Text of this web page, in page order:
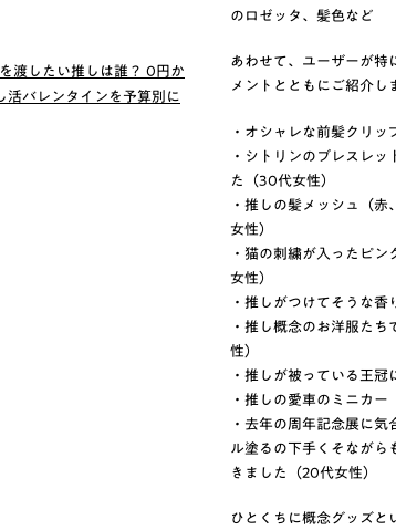
のロゼッタ、髪色など
あわせて、ユーザーが特
メントとともにご紹介し
・オシャレな前髪クリ
・シトリンのブレスレ
た（30代女性）
・推しの髪メッシュ（
女性）
・猫の刺繍が入ったピ
女性）
・推しがつけてそうな香
・推し概念のお洋服た
性）
・推しが被っている王冠
・推しの愛車のミニカー
・去年の周年記念展に
ル塗るの下手くそながら
きました（20代女性）
ひとくちに概念グッズと
渡したい推しは誰？ 0円か
活バレンタインを予算別に